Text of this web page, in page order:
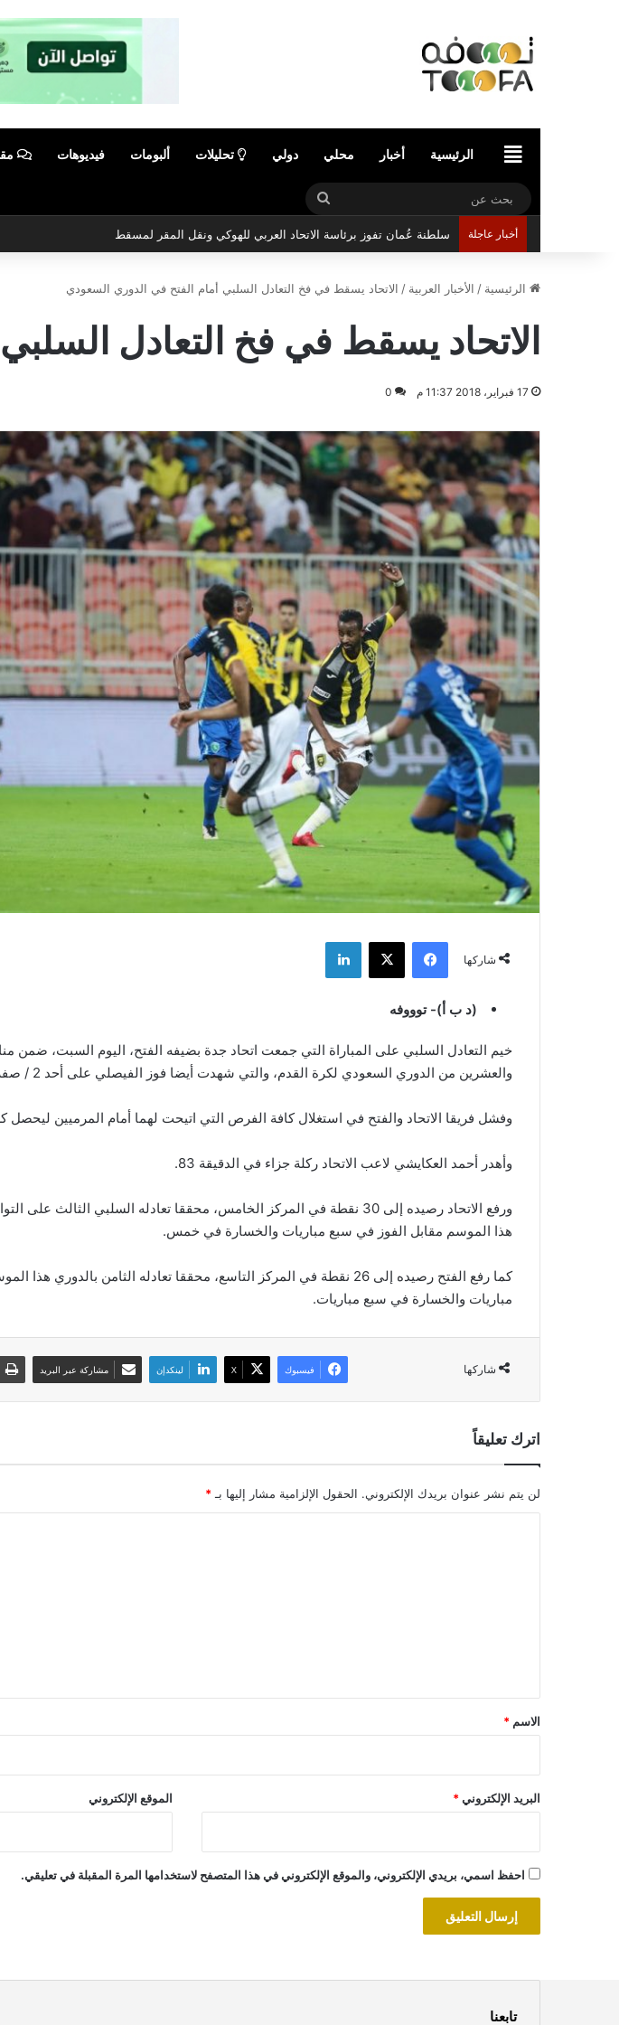
الرئيسيةالرئيسية أخبار محلي دولي تحليلات ألبومات فيديوهات
بحث
عن
أخبار عاجلة سلطنة عُمان تفوز برئاسة الاتحاد العربي للهوكي ونقل المقر لمسقط
الرئيسية / الأخبار العربية / الاتحاد يسقط في فخ التعادل السلبي أمام الفتح في الدوري السعودي
الاتحاد يسقط في فخ التعادل
17 فبراير، 2018 11:37 م 0
شاركها
فيسبوك ‫X لينكدإن
(د ب أ)- توووفه
خيم التعادل السلبي على المباراة التي جمعت اتحاد جدة بضيفه الفتح، اليوم السبت، ضمن
والعشرين من الدوري السعودي لكرة القدم، والتي شهدت أيضا فوز الفيصلي على أحد 2 / صفر.
وفشل فريقا الاتحاد والفتح في استغلال كافة الفرص التي اتيحت لهما أمام المرميين
وأهدر أحمد العكايشي لاعب الاتحاد ركلة جزاء في الدقيقة 83.
ورفع الاتحاد رصيده إلى 30 نقطة في المركز الخامس، محققا تعادله السلبي الثالث
هذا الموسم مقابل الفوز في سبع مباريات والخسارة في خمس.
كما رفع الفتح رصيده إلى 26 نقطة في المركز التاسع، محققا تعادله الثامن
مباريات والخسارة في سبع مباريات.
شاركها فيسبوك ‫X لينكدإن مشاركة عبر البريد
اترك تعليقاً
لن يتم نشر عنوان بريدك الإلكتروني. الحقول الإلزامية مشار إليها بـ *
*
الاسم *
البريد الإلكتروني* الموقع الإلكتروني
احفظ اسمي، بريدي الإلكتروني، والموقع الإلكتروني في هذا المتصفح لاستخدامها المرة المقبلة في تعليقي.
تابعنا